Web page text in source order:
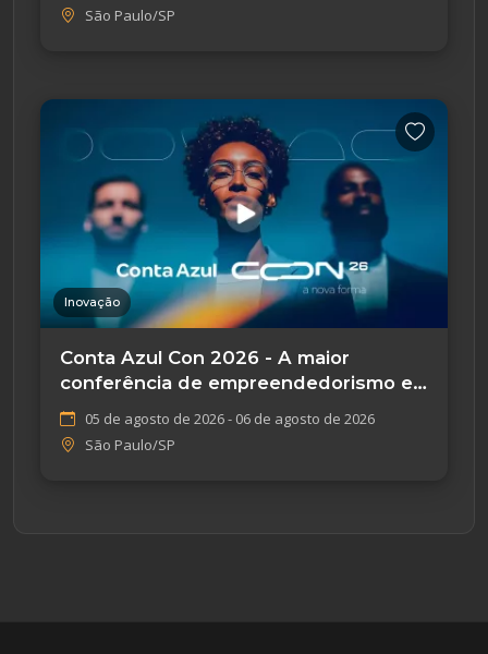
São Paulo/SP
Inovação
Conta Azul Con 2026 - A maior
conferência de empreendedorismo e
tecnologia
05 de agosto de 2026 - 06 de agosto de 2026
São Paulo/SP